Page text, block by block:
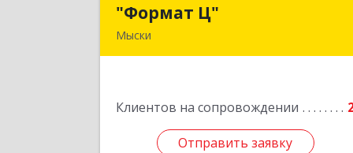
"Формат Ц"
Мыски
Клиентов на сопровождении
Отправить заявку
Отправить заявку